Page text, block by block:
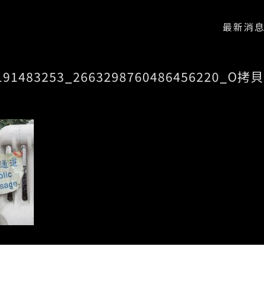
最新消息
拷貝